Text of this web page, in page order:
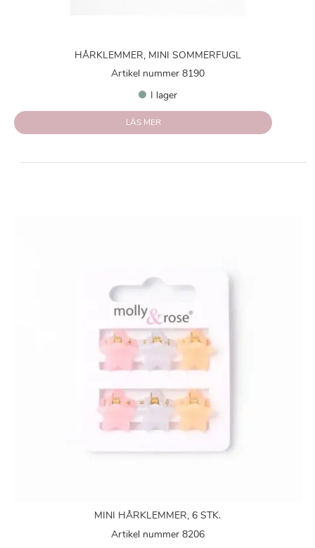
HÅRKLEMMER, MINI SOMMERFUGL
Artikel nummer 8190
I lager
LÄS MER
MINI HÅRKLEMMER, 6 STK.
Artikel nummer 8206